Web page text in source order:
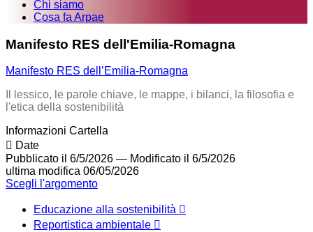
Chi siamo
Cosa fa Arpae
Manifesto RES dell'Emilia-Romagna
Manifesto RES dell’Emilia-Romagna
Il lessico, le parole chiave, le mappe, i bilanci, la filosofia e
l'etica della sostenibilità
Informazioni Cartella
Date
Pubblicato il 6/5/2026 — Modificato il 6/5/2026
ultima modifica 06/05/2026
Scegli l'argomento
Educazione alla sostenibilità
Reportistica ambientale